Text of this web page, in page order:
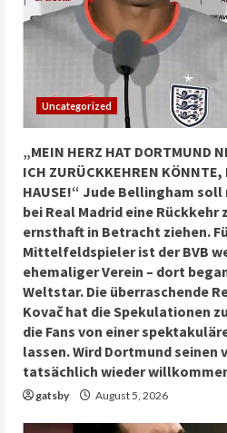
Uncategorized
„MEIN HERZ HAT DORTMUND
ICH ZURÜCKKEHREN KÖNNTE,
HAUSE!“ Jude Bellingham soll
bei Real Madrid eine
ernsthaft in Betracht ziehen.
Mittelfeldspieler ist der BVB
ehemaliger Verein – dort
Weltstar. Die überraschende
Kovač hat die Spekulationen
die Fans von einer
lassen. Wird Dortmund seinen
tatsächlich wieder
gatsby August 5, 2026